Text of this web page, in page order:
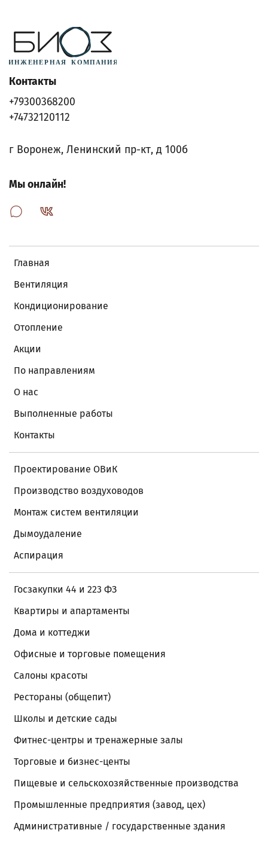
Главная
Вентиляция
Кондиционирование
Отопление
Акции
По направлениям
О нас
Выполненные работы
Контакты
Проектирование ОВиК
Производство воздуховодов
Монтаж систем вентиляции
Дымоудаление
Аспирация
Госзакупки 44 и 223 ФЗ
Квартиры и апартаменты
Дома и коттеджи
Офисные и торговые помещения
Салоны красоты
Рестораны (общепит)
Школы и детские сады
Фитнес-центры и тренажерные залы
Торговые и бизнес-центы
Пищевые и сельскохозяйственные производства
Промышленные предприятия (завод, цех)
Административные / государственные здания
Контакты
+79300368200
+74732120112
г Воронеж, Ленинский пр-кт, д 100б
Мы онлайн!